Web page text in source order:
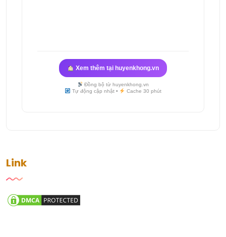
Xem thêm tại huyenkhong.vn
Đồng bộ từ huyenkhong.vn
Tự động cập nhật •
Cache 30 phút
Link